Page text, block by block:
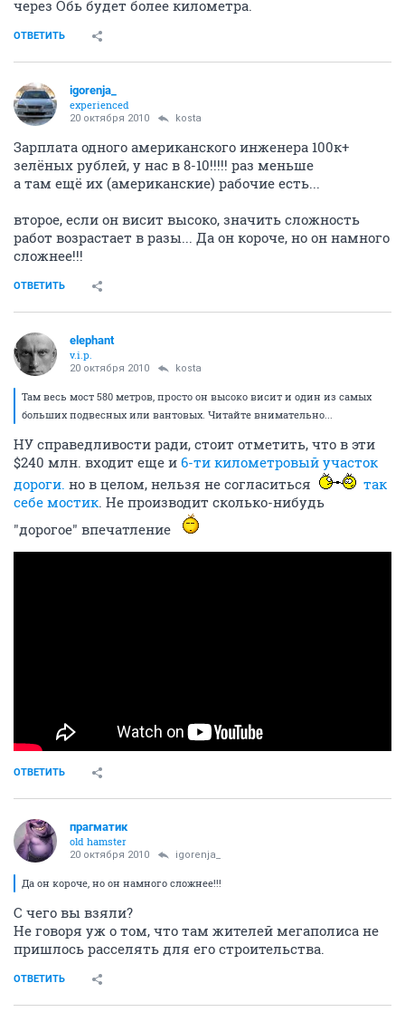
через Обь будет более километра.
ОТВЕТИТЬ
igorenja_
experienced
20 октября 2010 kosta
Зарплата одного американского инженера 100к+
зелёных рублей, у нас в 8-10!!!!! раз меньше
а там ещё их (американские) рабочие есть...
второе, если он висит высоко, значить сложность
работ возрастает в разы... Да он короче, но он намного
сложнее!!!
ОТВЕТИТЬ
elephant
v.i.p.
20 октября 2010 kosta
Там весь мост 580 метров, просто он высоко висит и один из самых
больших подвесных или вантовых. Читайте внимательно...
НУ справедливости ради, стоит отметить, что в эти
$240 млн. входит еще и 6-ти километровый участок
дороги. но в целом, нельзя не согласиться
так
себе мостик. Не производит сколько-нибудь
"дорогое" впечатление
ОТВЕТИТЬ
прагматик
old hamster
20 октября 2010 igorenja_
Да он короче, но он намного сложнее!!!
С чего вы взяли?
Не говоря уж о том, что там жителей мегаполиса не
пришлось расселять для его строительства.
ОТВЕТИТЬ